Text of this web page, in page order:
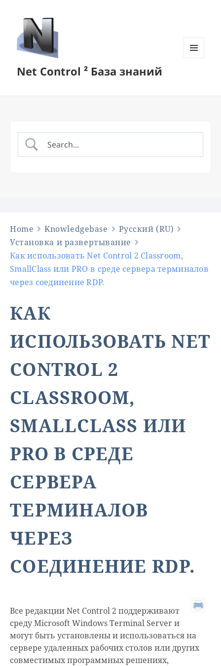
Net Control ² База знаний
Home Knowledgebase
Русский (RU)
Установка и развертывание
Как использовать Net Control 2 Classroom,
SmallClass или PRO в среде сервера терминалов
через соединение RDP.
КАК
ИСПОЛЬЗОВАТЬ NET
CONTROL 2
CLASSROOM,
SMALLCLASS ИЛИ
PRO В СРЕДЕ
СЕРВЕРА
ТЕРМИНАЛОВ
ЧЕРЕЗ
СОЕДИНЕНИЕ RDP.
Все редакции Net Control 2 поддерживают
среду Microsoft Windows Terminal Server и
могут быть установлены и использоваться на
сервере удаленных рабочих столов или других
совместимых программных решениях,